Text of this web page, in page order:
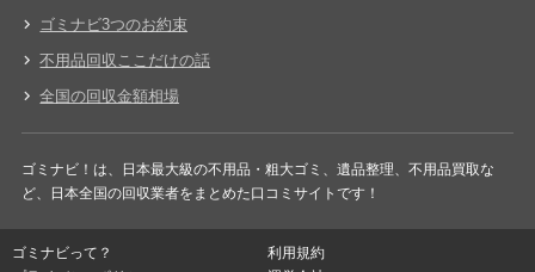
ゴミナビ3つのお約束
不用品回収ここだけの話
全国の回収金額相場
ゴミナビ！は、日本最大級の不用品・粗大ゴミ、遺品整理、不用品買取な
ど、日本全国の回収業者をまとめた口コミサイトです！
ゴミナビって？
利用規約